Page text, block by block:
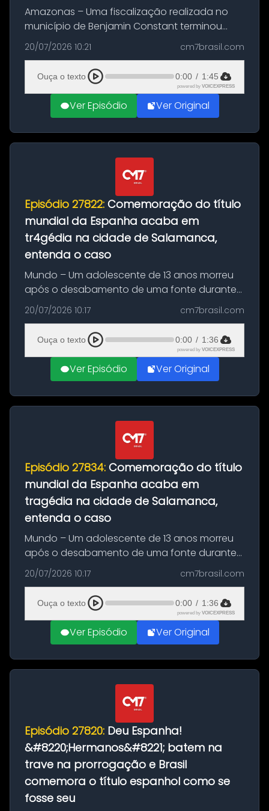
Amazonas – Uma fiscalização realizada no
município de Benjamin Constant terminou
com a apreensão de aproximadamente 115
quilos de entorpecentes em uma
embarcação atracada no porto da cidade. O
materia...
20/07/2026 10:21 cm7brasil.com
Ouça o texto 0:00 / 1:45
powered by VOICEXPRESS
Ver Episódio Ver Original
Episódio 27822: Comemoração do título
mundial da Espanha acaba em
tr4gédia na cidade de Salamanca,
entenda o caso
Mundo – Um adolescente de 13 anos morreu
após o desabamento de uma fonte durante
as comemorações pelo título da Copa do
Mundo conquistado pela Espanha, em
Ciudad Rodrigo, na província de Salamanca,
no...
20/07/2026 10:17 cm7brasil.com
Ouça o texto 0:00 / 1:36
powered by VOICEXPRESS
Ver Episódio Ver Original
Episódio 27834: Comemoração do título
mundial da Espanha acaba em
tragédia na cidade de Salamanca,
entenda o caso
Mundo – Um adolescente de 13 anos morreu
após o desabamento de uma fonte durante
as comemorações pelo título da Copa do
Mundo conquistado pela Espanha, em
Ciudad Rodrigo, na província de Salamanca,
no...
20/07/2026 10:17 cm7brasil.com
Ouça o texto 0:00 / 1:36
powered by VOICEXPRESS
Ver Episódio Ver Original
Episódio 27820: Deu Espanha!
&#8220;Hermanos&#8221; batem na
trave na prorrogação e Brasil
comemora o título espanhol como se
fosse seu